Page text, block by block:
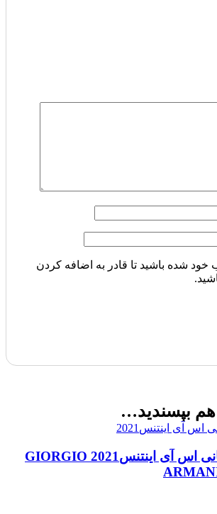
خود شده باشید تا قادر به اضافه کردن
هم بپسندید…
عطر جورجیو آرمانی اس آی اینتنس2021 GIORGIO